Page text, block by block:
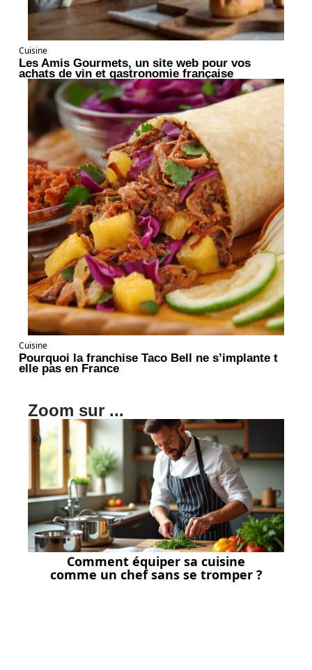
Cuisine
Les Amis Gourmets, un site web pour vos
achats de vin et gastronomie française
Cuisine
Pourquoi la franchise Taco Bell ne s’implante t
elle pas en France
Zoom sur ...
Comment équiper sa cuisine
comme un chef sans se tromper ?